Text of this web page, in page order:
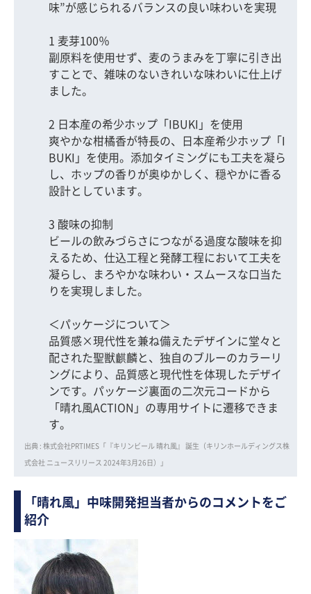
味”が感じられるバランスの良い味わいを実現
1 麦芽100％
副原料を使用せず、麦のうまみを丁寧に引き出
すことで、雑味のないきれいな味わいに仕上げ
ました。
2 日本産の希少ホップ「IBUKI」を使用
爽やかな柑橘香が特長の、日本産希少ホップ「I
BUKI」を使用。添加タイミングにも工夫を凝ら
し、ホップの香りが奥ゆかしく、穏やかに香る
設計としています。
3 酸味の抑制
ビールの飲みづらさにつながる過度な酸味を抑
えるため、仕込工程と発酵工程において工夫を
凝らし、まろやかな味わい・スムースな口当た
りを実現しました。
＜パッケージについて＞
品質感×現代性を兼ね備えたデザインに堂々と
配された聖獣麒麟と、独自のブルーのカラーリ
ングにより、品質感と現代性を体現したデザイ
ンです。パッケージ裏面の二次元コードから
「晴れ風ACTION」の専用サイトに遷移できま
す。
出典 : 株式会社PRTIMES「『キリンビール 晴れ風』 誕生（キリンホールディングス株
式会社 ニュースリリース 2024年3月26日）」
「晴れ風」中味開発担当者からのコメントをご
紹介